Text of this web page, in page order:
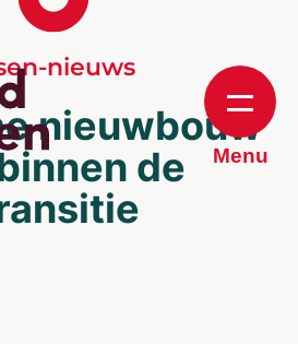
Menu
nieuws
nieuwbouw
de